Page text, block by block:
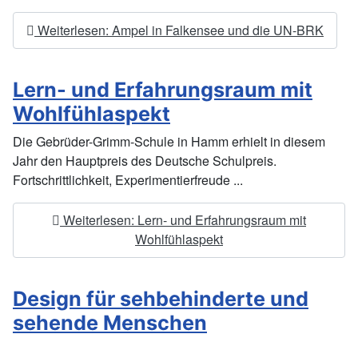
Weiterlesen: Ampel in Falkensee und die UN-BRK
Lern- und Erfahrungsraum mit
Wohlfühlaspekt
Die Gebrüder-Grimm-Schule in Hamm erhielt in diesem
Jahr den Hauptpreis des Deutsche Schulpreis.
Fortschrittlichkeit, Experimentierfreude ...
Weiterlesen: Lern- und Erfahrungsraum mit
Wohlfühlaspekt
Design für sehbehinderte und
sehende Menschen